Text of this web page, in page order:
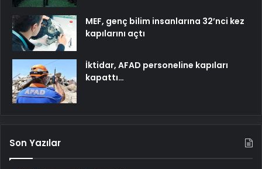
MEF, genç bilim insanlarına 32’nci kez
kapılarını açtı
İktidar, AFAD personeline kapıları
kapattı…
Son Yazılar